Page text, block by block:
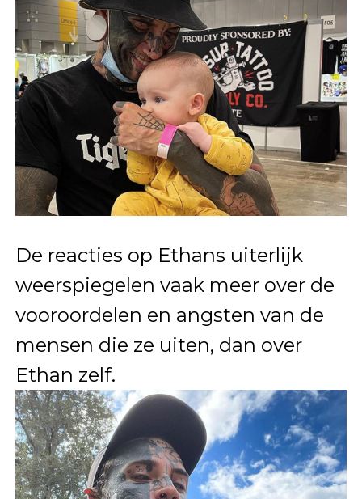
De reacties op Ethans uiterlijk
weerspiegelen vaak meer over de
vooroordelen en angsten van de
mensen die ze uiten, dan over
Ethan zelf.